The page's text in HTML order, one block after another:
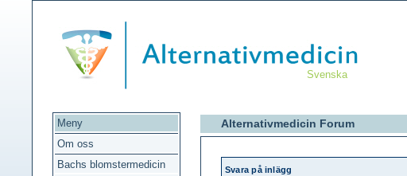
Svenska
Meny
Om oss
Bachs blomstermedicin
Alternativmedicin Forum
Svara på inlägg